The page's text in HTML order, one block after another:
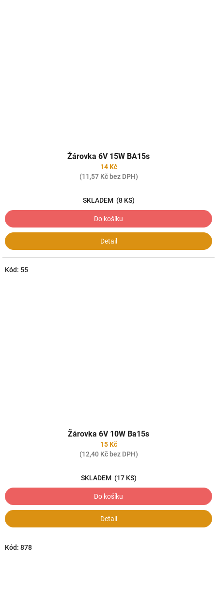
Žárovka 6V 15W BA15s
14 Kč
(11,57 Kč bez DPH)
SKLADEM (8 KS)
Do košíku
Detail
Žárovka 6V 10W Ba15s
15 Kč
(12,40 Kč bez DPH)
SKLADEM (17 KS)
Do košíku
Detail
Kód: 55
Kód: 878